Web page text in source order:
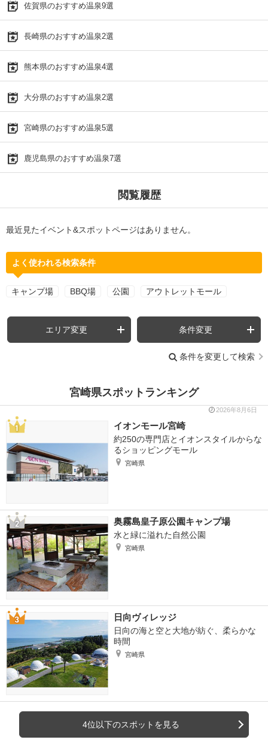
佐賀県のおすすめ温泉9選
長崎県のおすすめ温泉2選
熊本県のおすすめ温泉4選
大分県のおすすめ温泉2選
宮崎県のおすすめ温泉5選
鹿児島県のおすすめ温泉7選
閲覧履歴
最近見たイベント&スポットページはありません。
よく使われる検索条件
キャンプ場 BBQ場 公園 アウトレットモール
エリア変更 条件変更
条件を変更して検索
宮崎県スポットランキング
2026年8月6日
イオンモール宮崎
約250の専門店とイオンスタイルからな
るショッピングモール
宮崎県
奥霧島皇子原公園キャンプ場
水と緑に溢れた自然公園
宮崎県
日向ヴィレッジ
日向の海と空と大地が紡ぐ、柔らかな
時間
宮崎県
4位以下のスポットを見る